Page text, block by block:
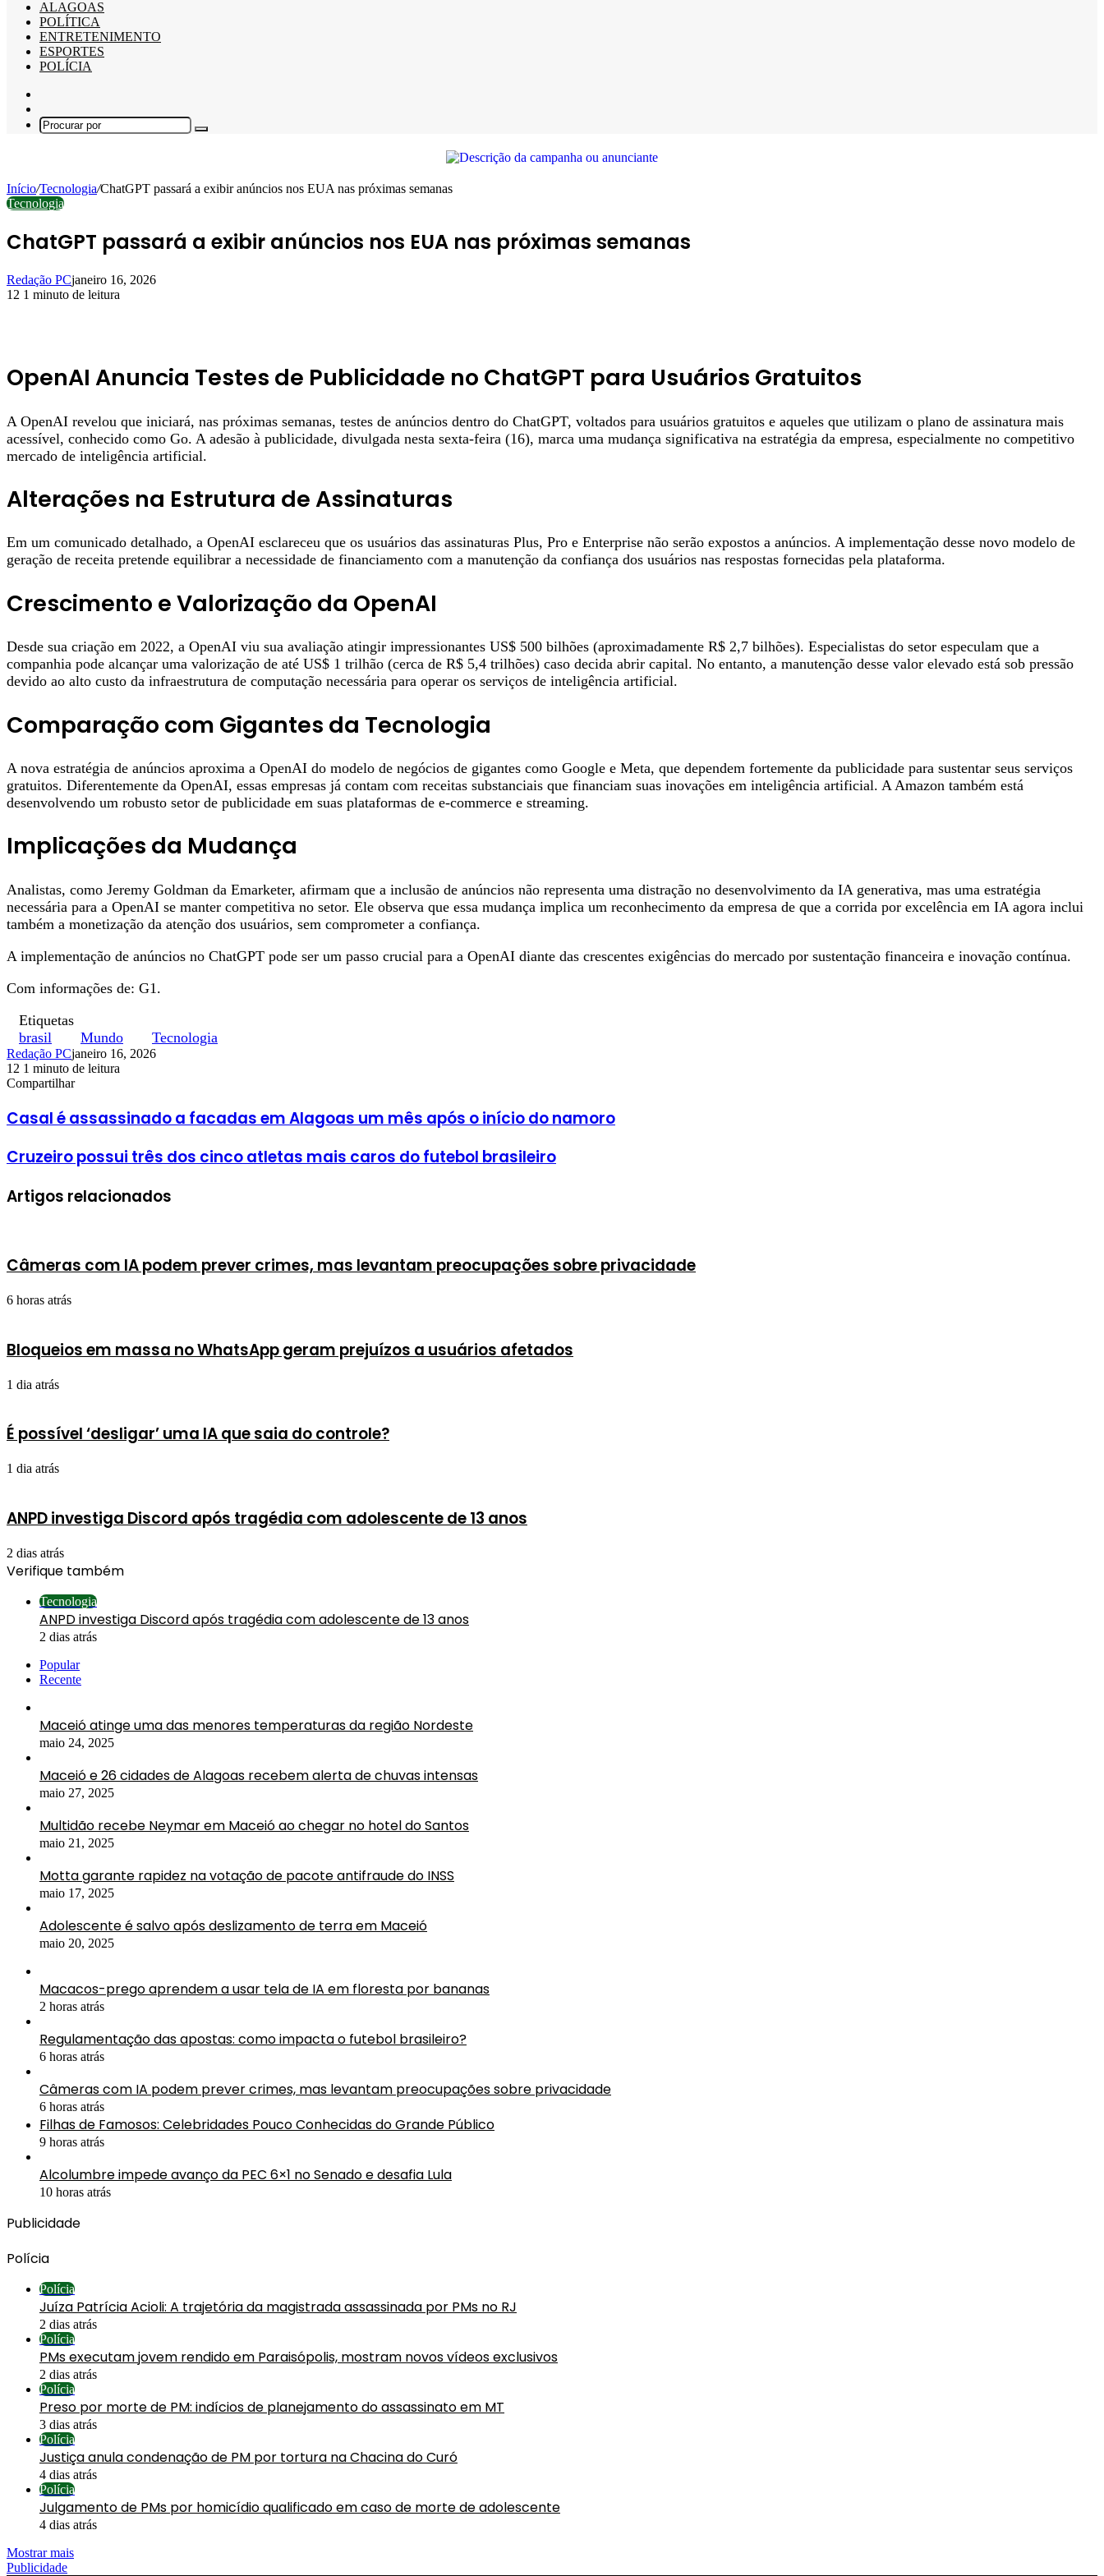
ALAGOAS
POLÍTICA
ENTRETENIMENTO
ESPORTES
POLÍCIA
skin
Procurar
Início/Tecnologia/ChatGPT passará a exibir anúncios nos EUA nas próximas semanas
Tecnologia
ChatGPT passará a exibir anúncios nos EUA nas próximas semanas
Redação PCjaneiro 16, 2026
12 1 minuto de leitura
OpenAI Anuncia Testes de Publicidade no ChatGPT para Usuários Gratuitos
A OpenAI revelou que iniciará, nas próximas semanas, testes de anúncios dentro do ChatGPT, voltados para usuários gratuitos e aqueles que utilizam o plano de assinatura mais
acessível, conhecido como Go. A adesão à publicidade, divulgada nesta sexta-feira (16), marca uma mudança significativa na estratégia da empresa, especialmente no competitivo
mercado de inteligência artificial.
Alterações na Estrutura de Assinaturas
Em um comunicado detalhado, a OpenAI esclareceu que os usuários das assinaturas Plus, Pro e Enterprise não serão expostos a anúncios. A implementação desse novo modelo de
geração de receita pretende equilibrar a necessidade de financiamento com a manutenção da confiança dos usuários nas respostas fornecidas pela plataforma.
Crescimento e Valorização da OpenAI
Desde sua criação em 2022, a OpenAI viu sua avaliação atingir impressionantes US$ 500 bilhões (aproximadamente R$ 2,7 bilhões). Especialistas do setor especulam que a
companhia pode alcançar uma valorização de até US$ 1 trilhão (cerca de R$ 5,4 trilhões) caso decida abrir capital. No entanto, a manutenção desse valor elevado está sob pressão
devido ao alto custo da infraestrutura de computação necessária para operar os serviços de inteligência artificial.
Comparação com Gigantes da Tecnologia
A nova estratégia de anúncios aproxima a OpenAI do modelo de negócios de gigantes como Google e Meta, que dependem fortemente da publicidade para sustentar seus serviços
gratuitos. Diferentemente da OpenAI, essas empresas já contam com receitas substanciais que financiam suas inovações em inteligência artificial. A Amazon também está
desenvolvendo um robusto setor de publicidade em suas plataformas de e-commerce e streaming.
Implicações da Mudança
Analistas, como Jeremy Goldman da Emarketer, afirmam que a inclusão de anúncios não representa uma distração no desenvolvimento da IA generativa, mas uma estratégia
necessária para a OpenAI se manter competitiva no setor. Ele observa que essa mudança implica um reconhecimento da empresa de que a corrida por excelência em IA agora inclui
também a monetização da atenção dos usuários, sem comprometer a confiança.
A implementação de anúncios no ChatGPT pode ser um passo crucial para a OpenAI diante das crescentes exigências do mercado por sustentação financeira e inovação contínua.
Com informações de: G1.
Etiquetas
brasil
Mundo Tecnologia
Redação PCjaneiro 16, 2026
12 1 minuto de leitura
Facebook
X
Linkedin
Pinterest
WhatsApp
Telegram
Compartilhar
Casal é assassinado a facadas em Alagoas um mês após o início do namoro
Cruzeiro possui três dos cinco atletas mais caros do futebol brasileiro
Artigos relacionados
Câmeras com IA podem prever crimes, mas levantam preocupações sobre privacidade
6 horas atrás
Bloqueios em massa no WhatsApp geram prejuízos a usuários afetados
1 dia atrás
É possível ‘desligar’ uma IA que saia do controle?
1 dia atrás
ANPD investiga Discord após tragédia com adolescente de 13 anos
2 dias atrás
Verifique também
Tecnologia
ANPD investiga Discord após tragédia com adolescente de 13 anos
2 dias atrás
Popular
Recente
Maceió atinge uma das menores temperaturas da região Nordeste
maio 24, 2025
Maceió e 26 cidades de Alagoas recebem alerta de chuvas intensas
maio 27, 2025
Multidão recebe Neymar em Maceió ao chegar no hotel do Santos
maio 21, 2025
Motta garante rapidez na votação de pacote antifraude do INSS
maio 17, 2025
Adolescente é salvo após deslizamento de terra em Maceió
maio 20, 2025
Macacos-prego aprendem a usar tela de IA em floresta por bananas
2 horas atrás
Regulamentação das apostas: como impacta o futebol brasileiro?
6 horas atrás
Câmeras com IA podem prever crimes, mas levantam preocupações sobre privacidade
6 horas atrás
Filhas de Famosos: Celebridades Pouco Conhecidas do Grande Público
9 horas atrás
Alcolumbre impede avanço da PEC 6×1 no Senado e desafia Lula
10 horas atrás
Publicidade
Polícia
Polícia
Juíza Patrícia Acioli: A trajetória da magistrada assassinada por PMs no RJ
2 dias atrás
Polícia
PMs executam jovem rendido em Paraisópolis, mostram novos vídeos exclusivos
2 dias atrás
Polícia
Preso por morte de PM: indícios de planejamento do assassinato em MT
3 dias atrás
Polícia
Justiça anula condenação de PM por tortura na Chacina do Curó
4 dias atrás
Polícia
Julgamento de PMs por homicídio qualificado em caso de morte de adolescente
4 dias atrás
Mostrar mais
Publicidade